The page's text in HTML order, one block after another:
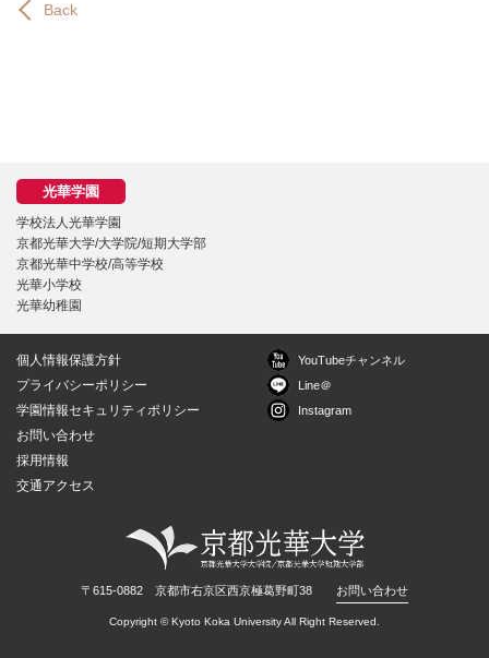
Back
学校法人光華学園
京都光華大学/大学院/短期大学部
京都光華中学校/高等学校
光華小学校
光華幼稚園
個人情報保護方針
プライバシーポリシー
学園情報セキュリティポリシー
お問い合わせ
採用情報
交通アクセス
YouTubeチャンネル
Line＠
Instagram
〒615-0882 京都市右京区西京極葛野町38 お問い合わせ
Copyright © Kyoto Koka University All Right Reserved.